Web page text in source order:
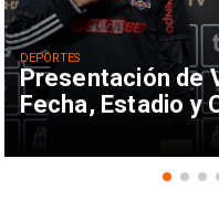
Presentación de
Fecha, Estadio y
DEPORTES